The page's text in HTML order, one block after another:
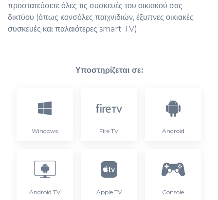
προστατεύσετε όλες τις συσκευές του οικιακού σας
δικτύου (όπως κονσόλες παιχνιδιών, έξυπνες οικιακές
συσκευές και παλαιότερες smart TV).
Υποστηρίζεται σε:
Windows Fire TV Android
Android TV Apple TV Console